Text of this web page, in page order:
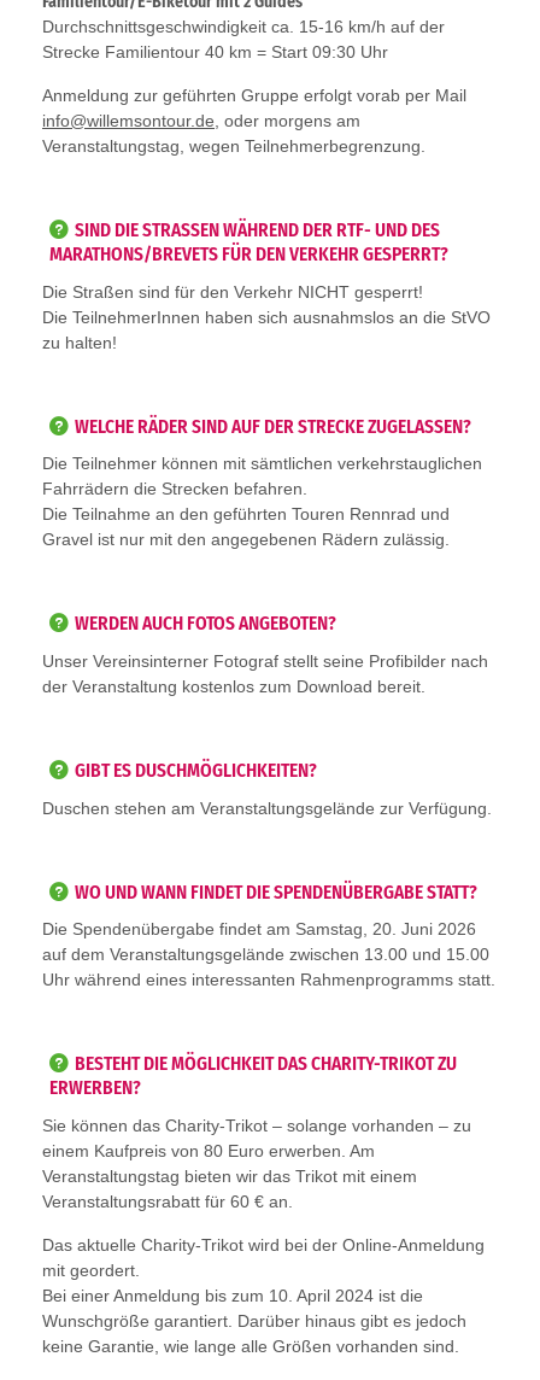
Durchschnittsgeschwindigkeit ca. 15-16 km/h auf der
Strecke Familientour 40 km = Start 09:30 Uhr
Anmeldung zur geführten Gruppe erfolgt vorab per Mail
info@willemsontour.de , oder morgens am
Veranstaltungstag, wegen Teilnehmerbegrenzung.
SIND DIE STRASSEN WÄHREND DER RTF- UND DES M
ARATHONS/BREVETS FÜR DEN VERKEHR GESPERRT?
Die Straßen sind für den Verkehr NICHT gesperrt!
Die TeilnehmerInnen haben sich ausnahmslos an die StVO
zu halten!
WELCHE RÄDER SIND AUF DER STRECKE ZUGELASSEN?
Die Teilnehmer können mit sämtlichen verkehrstauglichen
Fahrrädern die Strecken befahren.
Die Teilnahme an den geführten Touren Rennrad und
Gravel ist nur mit den angegebenen Rädern zulässig.
WERDEN AUCH FOTOS ANGEBOTEN?
Unser Vereinsinterner Fotograf stellt seine Profibilder nach
der Veranstaltung kostenlos zum Download bereit.
GIBT ES DUSCHMÖGLICHKEITEN?
Duschen stehen am Veranstaltungsgelände zur Verfügung.
WO UND WANN FINDET DIE SPENDENÜBERGABE STATT?
Die Spendenübergabe findet am Samstag, 20. Juni 2026
auf dem Veranstaltungsgelände zwischen 13.00 und 15.00
Uhr während eines interessanten Rahmenprogramms statt.
BESTEHT DIE MÖGLICHKEIT DAS CHARITY-TRIKOT ZU
ERWERBEN?
Sie können das Charity-Trikot – solange vorhanden – zu
einem Kaufpreis von 80 Euro erwerben. Am
Veranstaltungstag bieten wir das Trikot mit einem
Veranstaltungsrabatt für 60 € an.
Das aktuelle Charity-Trikot wird bei der Online-Anmeldung
mit geordert.
Bei einer Anmeldung bis zum 10. April 2024 ist die
Wunschgröße garantiert. Darüber hinaus gibt es jedoch
keine Garantie, wie lange alle Größen vorhanden sind.